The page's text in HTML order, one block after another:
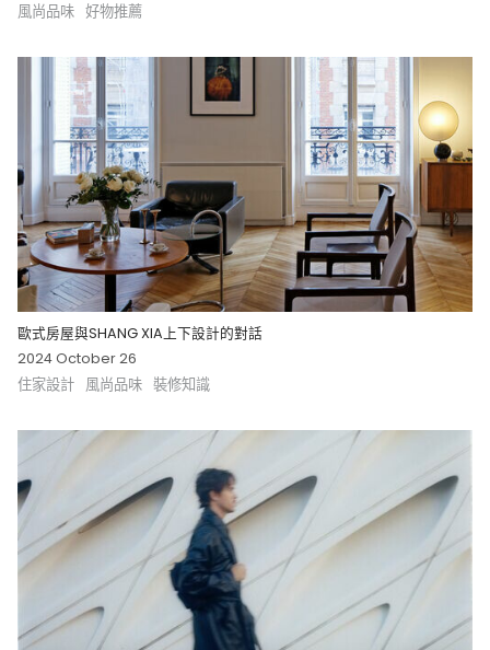
風尚品味 好物推薦
歐式房屋與SHANG XIA上下設計的對話
2024 October 26
住家設計 風尚品味 裝修知識